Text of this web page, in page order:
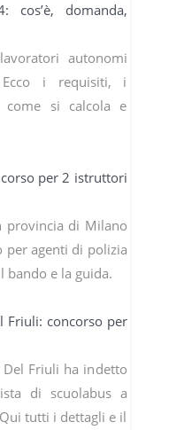
cos’è, domanda,
autonomi
Ecco i requisiti, i
come si calcola e
per 2 istruttori
provincia di Milano
per agenti di polizia
bando e la guida.
Friuli: concorso per
Friuli ha indetto
di scuolabus a
tutti i dettagli e il